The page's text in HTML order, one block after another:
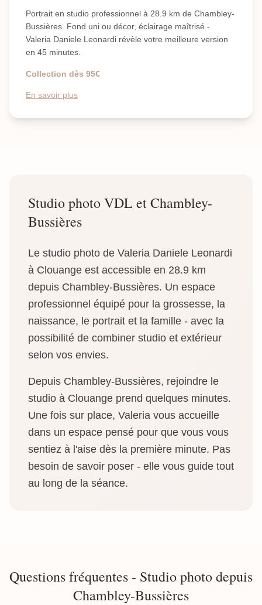
Portrait en studio professionnel à 28.9 km de Chambley-
Bussières. Fond uni ou décor, éclairage maîtrisé -
Valeria Daniele Leonardi révèle votre meilleure version
en 45 minutes.
Collection dès 95€
En savoir plus
Studio photo VDL et Chambley-
Bussières
Le studio photo de Valeria Daniele Leonardi
à Clouange est accessible en 28.9 km
depuis Chambley-Bussières. Un espace
professionnel équipé pour la grossesse, la
naissance, le portrait et la famille - avec la
possibilité de combiner studio et extérieur
selon vos envies.
Depuis Chambley-Bussières, rejoindre le
studio à Clouange prend quelques minutes.
Une fois sur place, Valeria vous accueille
dans un espace pensé pour que vous vous
sentiez à l'aise dès la première minute. Pas
besoin de savoir poser - elle vous guide tout
au long de la séance.
Questions fréquentes - Studio photo depuis
Chambley-Bussières